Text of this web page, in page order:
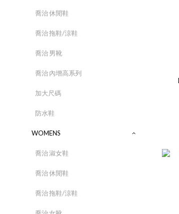
喬治 休閒鞋
喬治 拖鞋/涼鞋
喬治 男靴
喬治 內增高系列
加大尺碼
防水鞋
WOMENS
喬治 淑女鞋
喬治 休閒鞋
喬治 拖鞋/涼鞋